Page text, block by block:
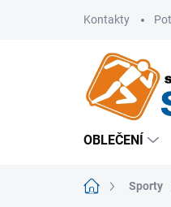
Kontakty
OBLEČENÍ
Domů Sporty